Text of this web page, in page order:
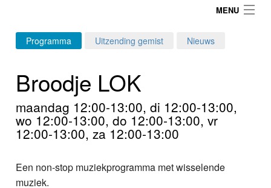
MENU
Login
Home
Programma's
Nieuws
Foto's
Programma Uitzending gemist Nieuws
Broodje LOK
maandag 12:00-13:00, di 12:00-13:00,
wo 12:00-13:00, do 12:00-13:00, vr
12:00-13:00, za 12:00-13:00
Een non-stop muziekprogramma met wisselende
muziek.